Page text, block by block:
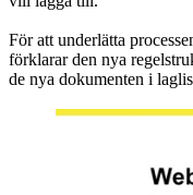
För att underlätta
förklarar den nya
de nya dokumenten i